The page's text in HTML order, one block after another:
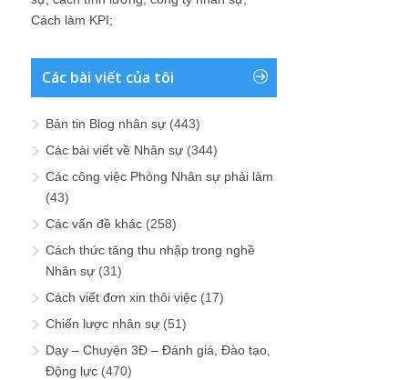
Cách làm KPI;
Các bài viết của tôi
Bản tin Blog nhân sự (443)
Các bài viết về Nhân sự (344)
Các công việc Phòng Nhân sự phải làm
(43)
Các vấn đề khác (258)
Cách thức tăng thu nhập trong nghề
Nhân sự (31)
Cách viết đơn xin thôi việc (17)
Chiến lược nhân sự (51)
Dạy – Chuyện 3Đ – Đánh giá, Đào tạo,
Động lực (470)